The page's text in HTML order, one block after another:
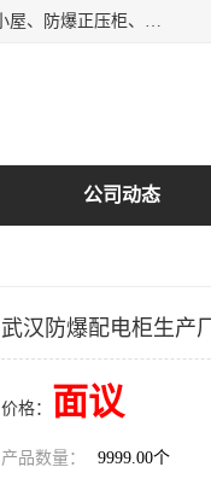
南阳首安防爆电气有限公司是一家集开发、生产、销售、安装、服务为一体的专业防爆公司，主要生产防爆小屋、防爆正压柜、防爆空调、防爆控制箱、防爆配电箱（柜），防爆正压系列，防爆灯具，防爆风机，防爆管件，粉尘防爆，防腐防尘防水等百余系列上千种防爆产品。
公司动态
武汉防爆配电柜生产
价格： 面议
产品数量： 9999.00个